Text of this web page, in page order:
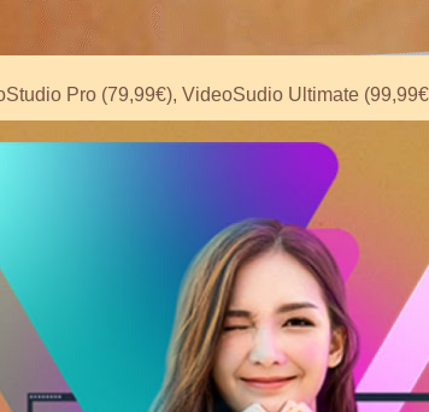
commercialise toujours COREL
Pro (79,99€), VideoSudio Ultimate